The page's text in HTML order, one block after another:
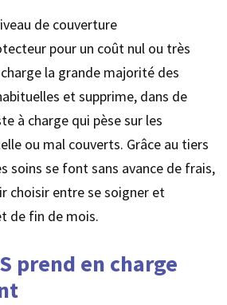
de couverture
pour un coût nul ou très
la grande majorité des
et supprime, dans de
à charge qui pèse sur les
ou mal couverts. Grâce au tiers
soins se font sans avance de frais,
choisir entre se soigner et
de fin de mois.
prend en charge